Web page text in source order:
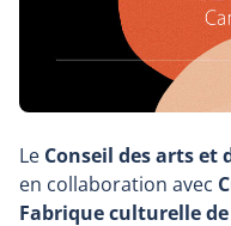
Le Conseil des arts et
en collaboration avec
Fabrique culturelle de